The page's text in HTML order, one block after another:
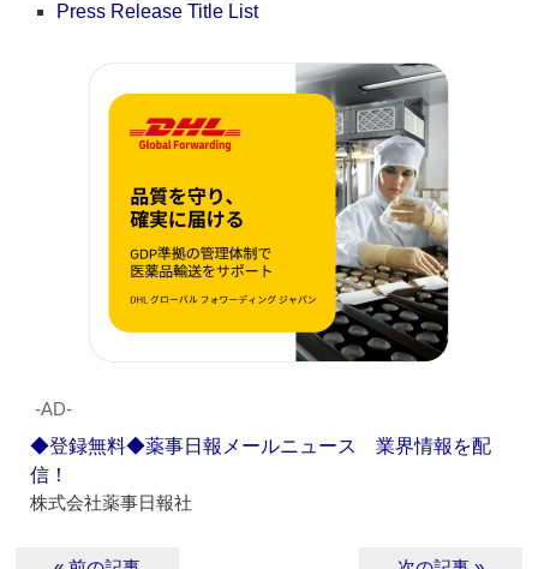
Press Release Title List
‐AD‐
◆登録無料◆薬事日報メールニュース 業界情報を配
信！
株式会社薬事日報社